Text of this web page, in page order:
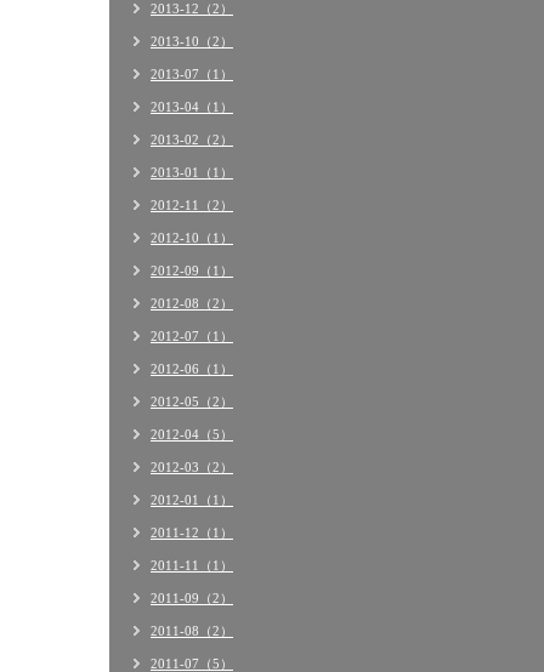
2013-12（2）
2013-10（2）
2013-07（1）
2013-04（1）
2013-02（2）
2013-01（1）
2012-11（2）
2012-10（1）
2012-09（1）
2012-08（2）
2012-07（1）
2012-06（1）
2012-05（2）
2012-04（5）
2012-03（2）
2012-01（1）
2011-12（1）
2011-11（1）
2011-09（2）
2011-08（2）
2011-07（5）